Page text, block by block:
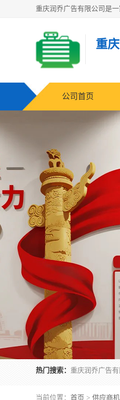
重
公司首页
热门搜索：
当前位置： 首页 > 供应商机